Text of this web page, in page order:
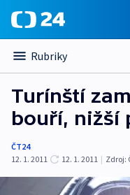
Rubriky
Turínští
bouří, nižší
ČT24
12. 1. 2011
12. 1. 2011 | Zdroj: